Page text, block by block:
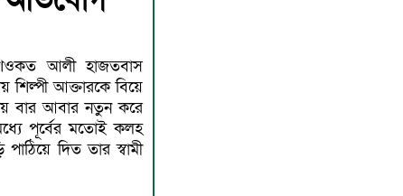
আলী হাজতবাস
শিল্পী আক্তারকে বিয়ে
বার আবার নতুন করে
পূর্বের মতোই কলহ
দিত তার স্বামী